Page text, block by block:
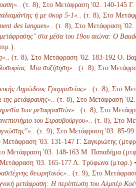
. (τ. 8), Στο Μετάφραση '02. 140-145
ή με σκορ 5-1».
. (τ. 8), Στο
des langues».
. (τ. 8), Στο Μετάφραση
στα μέσα του 19ου αιώνα: Ο
. (τ. 8), Στο Μετάφραση '02. 183-192 Ο.
Μια συζήτηση».
. (τ. 8), Στο
Δημώδους Γραμματείας».
. (τ. 8), Στο
μετάφρασης».
. (τ. 8), Στο Μετάφραση
των μεταφραστών».
. (τ. 8), Στο
του Στρασβούργου».
. (τ. 8), Στο
. (τ. 9), Στο Μετάφραση '03. 85-
Μετάφραση '03. 131-147 Γ. Σαγκριώτης
Μετάφραση '03. 148-163 Μ. Παπαδήμα
Μετάφραση '03. 165-177 Λ. Τρύφωνα (μτφρ.)
θεωρητικός».
. (τ. 9), Στο
μετάφραση: Η περίπτωση του Αλμπέρ